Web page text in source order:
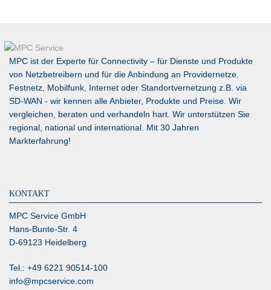
MPC ist der Experte für Connectivity – für Dienste und Produkte
von Netzbetreibern und für die Anbindung an Providernetze.
Festnetz, Mobilfunk, Internet oder Standortvernetzung z.B. via
SD-WAN - wir kennen alle Anbieter, Produkte und Preise. Wir
vergleichen, beraten und verhandeln hart. Wir unterstützen Sie
regional, national und international. Mit 30 Jahren
Markterfahrung!
KONTAKT
MPC Service GmbH
Hans-Bunte-Str. 4
D-69123 Heidelberg
Tel.: +49 6221 90514-100
info@mpcservice.com